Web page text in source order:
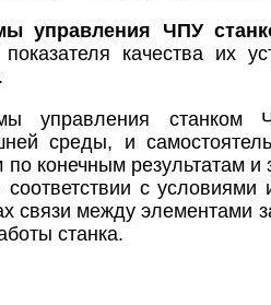
управления ЧПУ
показателя качества их
управления
среды, и
по конечным результатам
с
связи между элементами
станка.